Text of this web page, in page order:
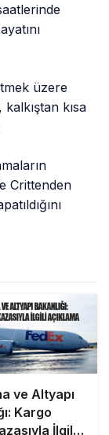
üzere
kısa
Crittenden
ve Altyapı
Kargo
İlgili